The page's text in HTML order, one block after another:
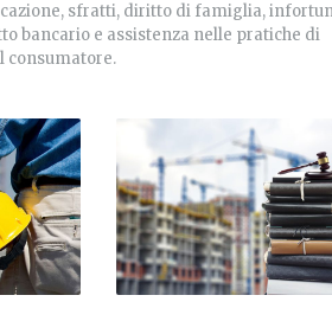
sfratti, diritto di famiglia,
bancario e assistenza nelle pratiche di
consumatore.